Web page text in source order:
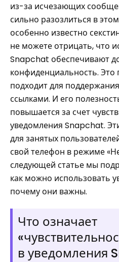
из-за исчезающих
сильно разозлиться в
особенно известно
не можете отрицать, что
Snapchat обеспечивают
конфиденциальность.
подходит для
ссылками. И его
повышается за счет
уведомления Snapchat.
для занятых
свой телефон в режиме
следующей статье мы
как можно использовать
почему они важны.
Что означает
в уведомления